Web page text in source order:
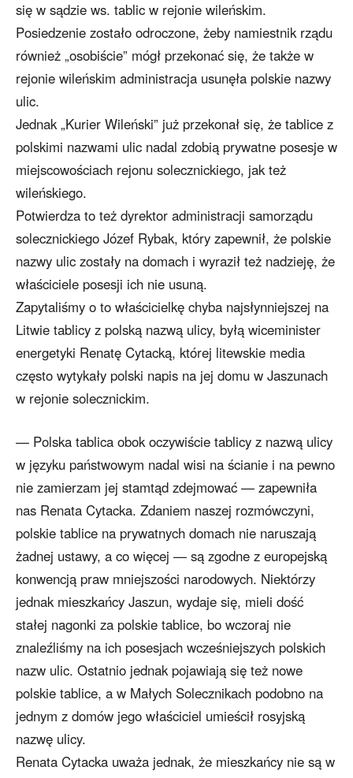
się w sądzie ws. tablic w rejonie wileńskim.
Posiedzenie zostało odroczone, żeby namiestnik rządu
również „osobiście” mógł przekonać się, że także w
rejonie wileńskim administracja usunęła polskie nazwy
ulic.
Jednak „Kurier Wileński” już przekonał się, że tablice z
polskimi nazwami ulic nadal zdobią prywatne posesje w
miejscowościach rejonu solecznickiego, jak też
wileńskiego.
Potwierdza to też dyrektor administracji samorządu
solecznickiego Józef Rybak, który zapewnił, że polskie
nazwy ulic zostały na domach i wyraził też nadzieję, że
właściciele posesji ich nie usuną.
Zapytaliśmy o to właścicielkę chyba najsłynniejszej na
Litwie tablicy z polską nazwą ulicy, byłą wiceminister
energetyki Renatę Cytacką, której litewskie media
często wytykały polski napis na jej domu w Jaszunach
w rejonie solecznickim.
— Polska tablica obok oczywiście tablicy z nazwą ulicy
w języku państwowym nadal wisi na ścianie i na pewno
nie zamierzam jej stamtąd zdejmować — zapewniła
nas Renata Cytacka. Zdaniem naszej rozmówczyni,
polskie tablice na prywatnych domach nie naruszają
żadnej ustawy, a co więcej — są zgodne z europejską
konwencją praw mniejszości narodowych. Niektórzy
jednak mieszkańcy Jaszun, wydaje się, mieli dość
stałej nagonki za polskie tablice, bo wczoraj nie
znaleźliśmy na ich posesjach wcześniejszych polskich
nazw ulic. Ostatnio jednak pojawiają się też nowe
polskie tablice, a w Małych Solecznikach podobno na
jednym z domów jego właściciel umieścił rosyjską
nazwę ulicy.
Renata Cytacka uważa jednak, że mieszkańcy nie są w